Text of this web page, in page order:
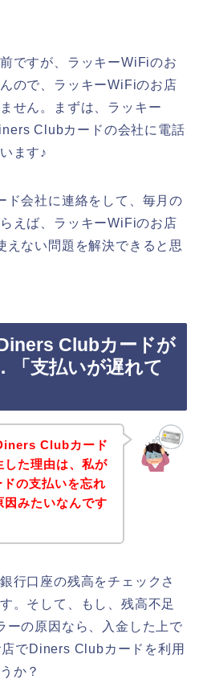
ですが、ラッキーWiFiのお
ので、ラッキーWiFiのお店
せん。まずは、ラッキー
Clubカードの会社に電話
ます♪
会社に連絡をして、毎月の
えば、ラッキーWiFiのお店
ない問題を解決できると思
Clubカードが
「支払いが遅れて
Clubカード
した理由は、私が
の支払いを忘れ
みたいなんです
行口座の残高をチェックさ
。そして、もし、残高不足
の原因なら、入金した上で
でDiners Clubカードを利用
か？